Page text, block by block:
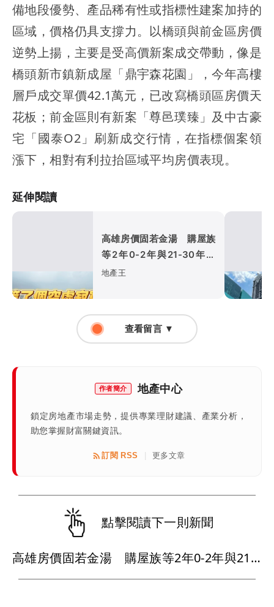
備地段優勢、產品稀有性或指標性建案加持的
區域，價格仍具支撐力。以橋頭與前金區房價
逆勢上揚，主要是受高價新案成交帶動，像是
橋頭新市鎮新成屋「鼎宇森花園」，今年高樓
層戶成交單價42.1萬元，已改寫橋頭區房價天
花板；前金區則有新案「尊邑璞臻」及中古豪
宅「國泰O2」刷新成交行情，在指標個案領
漲下，相對有利拉抬區域平均房價表現。
延伸閱讀
高雄房價固若金湯 購屋族
等2年0-2年與21-30年宅
均再創新高
地產王
查看留言 ▼
作者簡介 地產中心
鎖定房地產市場走勢，提供專業理財建議、產業分析，
助您掌握財富關鍵資訊。
訂閱 RSS 更多文章
點擊閱讀下一則新聞
高雄房價固若金湯 購屋族等2年0-2年與21-30年宅均再創新高